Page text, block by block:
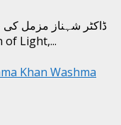
ڈاکٹر شہناز مزمل
of Light,...
Khan Washma